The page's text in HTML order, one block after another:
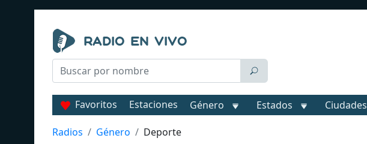
Favoritos Estaciones Género Estados Ciudades
Radios Género Deporte